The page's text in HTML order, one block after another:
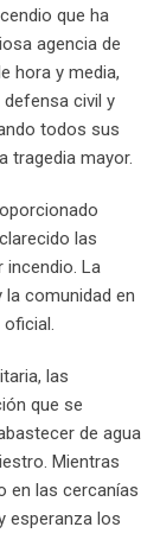
que ha
agencia de
hora y media,
civil y
todos sus
tragedia mayor.
las
incendio. La
comunidad en
las
que se
de agua
Mientras
en las cercanías
esperanza los